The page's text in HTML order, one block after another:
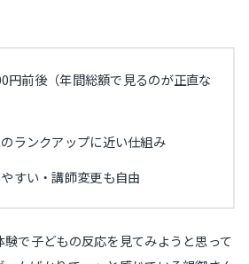
円前後（年間総額で見るのが正直な
ランクアップに近い仕組み
すい・講師変更も自由
で子どもの反応を見てみようと思って